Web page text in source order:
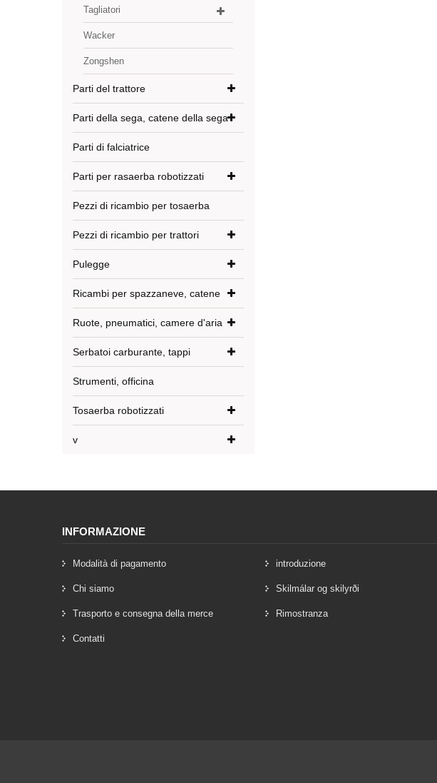
Tagliatori
Wacker
Zongshen
Parti del trattore
Parti della sega, catene della sega
Parti di falciatrice
Parti per rasaerba robotizzati
Pezzi di ricambio per tosaerba
Pezzi di ricambio per trattori
Pulegge
Ricambi per spazzaneve, catene
Ruote, pneumatici, camere d'aria
Serbatoi carburante, tappi
Strumenti, officina
Tosaerba robotizzati
v
INFORMAZIONE
Modalità di pagamento introduzione
Chi siamo Skilmálar og skilyrði
Trasporto e consegna della merce Rimostranza
Contatti